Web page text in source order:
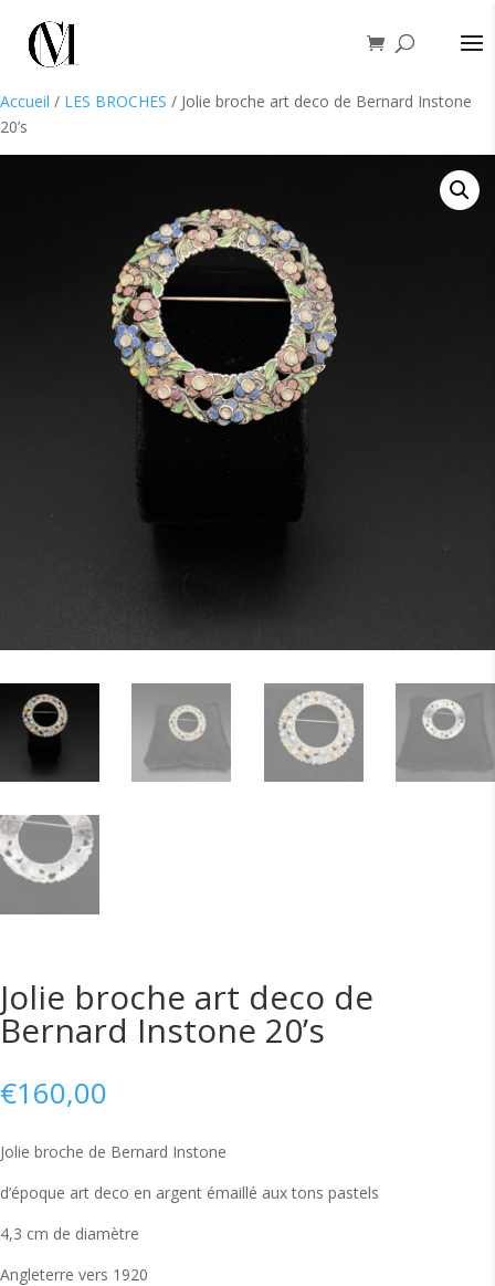
Accueil / LES BROCHES / Jolie broche art deco de Bernard Instone
20’s
Jolie broche art deco de
Bernard Instone 20’s
€160,00
Jolie broche de Bernard Instone
d’époque art deco en argent émaillé aux tons pastels
4,3 cm de diamètre
Angleterre vers 1920